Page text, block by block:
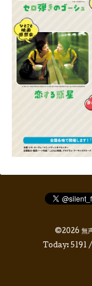
©2026 無
Today: 5191/